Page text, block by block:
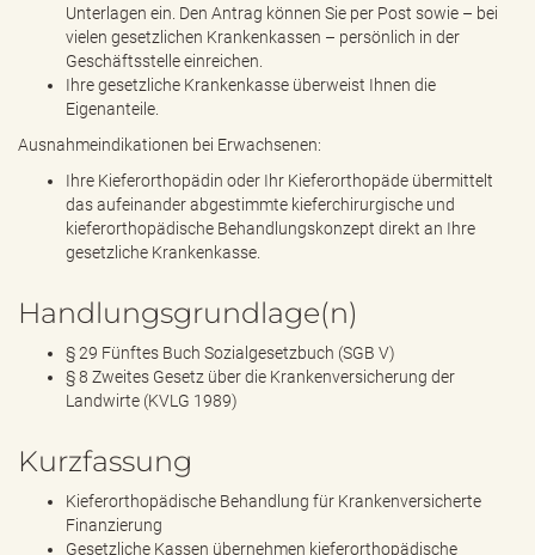
Unterlagen ein. Den Antrag können Sie per Post sowie – bei
vielen gesetzlichen Krankenkassen – persönlich in der
Geschäftsstelle einreichen.
Ihre gesetzliche Krankenkasse überweist Ihnen die
Eigenanteile.
Ausnahmeindikationen bei Erwachsenen:
Ihre Kieferorthopädin oder Ihr Kieferorthopäde übermittelt
das aufeinander abgestimmte kieferchirurgische und
kieferorthopädische Behandlungskonzept direkt an Ihre
gesetzliche Krankenkasse.
Handlungsgrundlage(n)
§ 29 Fünftes Buch Sozialgesetzbuch (SGB V)
§ 8 Zweites Gesetz über die Krankenversicherung der
Landwirte (KVLG 1989)
Kurzfassung
Kieferorthopädische Behandlung für Krankenversicherte
Finanzierung
Gesetzliche Kassen übernehmen kieferorthopädische